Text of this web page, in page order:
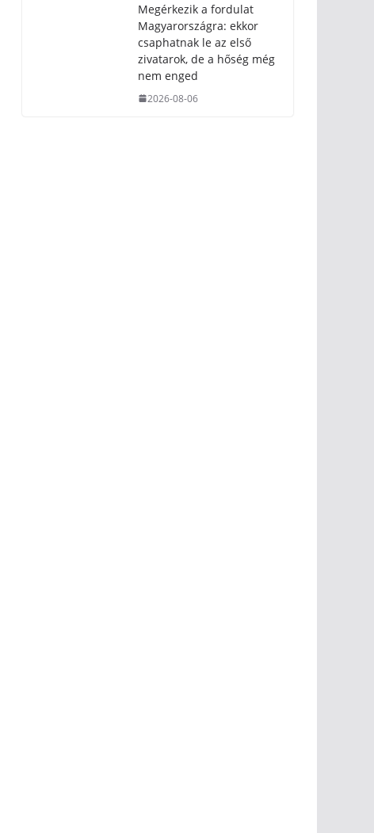
Megérkezik a fordulat
Magyarországra: ekkor
csaphatnak le az első
zivatarok, de a hőség még
nem enged
2026-08-06